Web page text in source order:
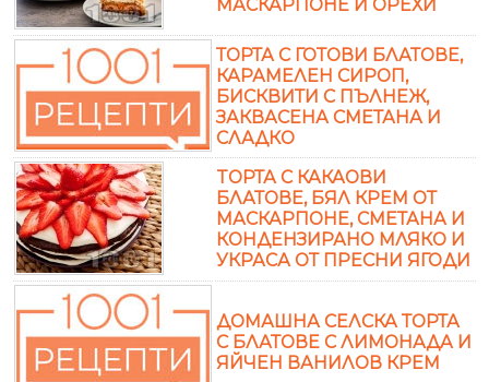
МАСКАРПОНЕ И ОРЕХИ
ТОРТА С ГОТОВИ БЛАТОВЕ,
КАРАМЕЛЕН СИРОП,
БИСКВИТИ С ПЪЛНЕЖ,
ЗАКВАСЕНА СМЕТАНА И
СЛАДКО
TОРТА С КАКАОВИ
БЛАТОВЕ, БЯЛ КРЕМ ОТ
МАСКАРПОНЕ, СМЕТАНА И
КОНДЕНЗИРАНО МЛЯКО И
УКРАСА ОТ ПРЕСНИ ЯГОДИ
ДОМАШНА СЕЛСКА ТОРТА
С БЛАТОВЕ С ЛИМОНАДА И
ЯЙЧЕН ВАНИЛОВ КРЕМ